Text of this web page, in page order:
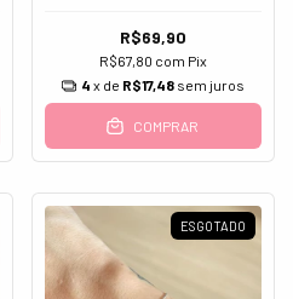
R$69,90
R$67,80 com Pix
4 x de R$17,48 sem juros
COMPRAR
ESGOTADO